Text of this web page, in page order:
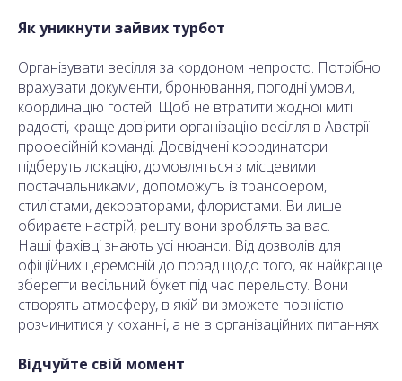
Як уникнути зайвих турбот
Організувати весілля за кордоном непросто. Потрібно
врахувати документи, бронювання, погодні умови,
координацію гостей. Щоб не втратити жодної миті
радості, краще довірити організацію весілля в Австрії
професійній команді. Досвідчені координатори
підберуть локацію, домовляться з місцевими
постачальниками, допоможуть із трансфером,
стилістами, декораторами, флористами. Ви лише
обираєте настрій, решту вони зроблять за вас.
Наші фахівці знають усі нюанси. Від дозволів для
офіційних церемоній до порад щодо того, як найкраще
зберегти весільний букет під час перельоту. Вони
створять атмосферу, в якій ви зможете повністю
розчинитися у коханні, а не в організаційних питаннях.
Відчуйте свій момент